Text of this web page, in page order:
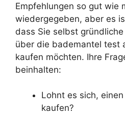
Empfehlungen so gut wie
wiedergegeben, aber es
dass Sie selbst
über die bademantel test
kaufen möchten. Ihre
beinhalten:
Lohnt es sich,
kaufen?